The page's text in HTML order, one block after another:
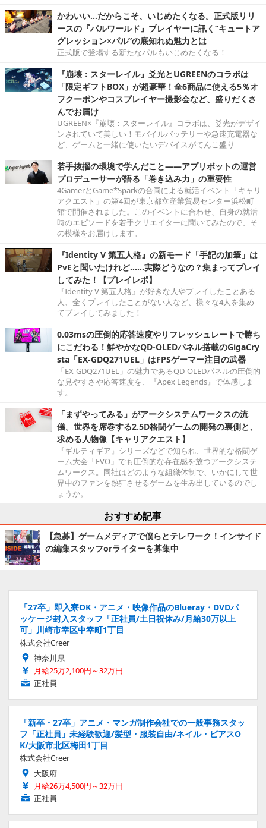
かわいい…だからこそ、いじめたくなる。正式版リリ
ースの『パルワールド』プレイヤーに訊く“キュートア
グレッション×パル”の底知れぬ魅力とは
正式版で登場する新たなパルもいじめたくなる！
『崩壊：スターレイル』爻光とUGREENのコラボは
「限定ギフトBOX」が超豪華！全6商品に使える5％オ
フクーポンやコスプレイヤー撮影会など、盛りだくさ
んでお届け
UGREEN×『崩壊：スターレイル』コラボは、爻光がデザイ
ンされていて美しい！モバイルバッテリーや急速充電器な
ど、ゲームと一緒に使いたいデバイスがてんこ盛り
若手抜擢の環境で学んだこと――アプリボットの運営
プロデューサーが語る「巻き込み力」の重要性
4GamerとGame*Sparkの合同による就活イベント「キャリ
アクエスト」の第4回が東京都立産業貿易センター浜松町
館で開催されました。このイベントに合わせ、自身の就活
時のエピソードを若手クリエイターに聞いてみたので、そ
の模様をお届けします。
『Identity V 第五人格』の新モード「手記の加筆」は
PvEと聞いたけれど……実際どうなの？集まってプレイ
してみた！【プレイレポ】
『Identity V 第五人格』が好きな人やプレイしたことある
人、全くプレイしたことがない人など、様々な4人を集め
てプレイしてみました！
0.03msの圧倒的応答速度やリフレッシュレートで勝ち
にこだわる！鮮やかなQD-OLEDパネル搭載のGigaCry
sta「EX-GDQ271UEL」はFPSゲーマー注目の武器
「EX-GDQ271UEL」の魅力であるQD-OLEDパネルの圧倒的
な見やすさや応答速度を、『Apex Legends』で体感しま
す。
「まずやってみる」がアークシステムワークスの流
儀。世界を席巻する2.5D格闘ゲームの開発の裏側と、
求める人物像【キャリアクエスト】
『ギルティギア』シリーズなどで知られ、世界的な格闘ゲ
ーム大会「EVO」でも圧倒的な存在感を放つアークシステ
ムワークス。同社はどのような組織体制で、いかにして世
界中のファンを熱狂させるゲームを生み出しているのでし
ょうか。
おすすめ記事
【急募】ゲームメディアで僕らとテレワーク！インサイド
の編集スタッフorライターを募集中
「27卒」即入寮OK・アニメ・映像作品のBlueray・DVDパ
ッケージ封入スタッフ「正社員/土日祝休み/月給30万以上
可」川崎市幸区中幸町1丁目
株式会社Creer
神奈川県
月給25万2,100円～32万円
正社員
「新卒・27卒」アニメ・マンガ制作会社での一般事務スタッ
フ「正社員」未経験歓迎/髪型・服装自由/ネイル・ピアスO
K/大阪市北区梅田1丁目
株式会社Creer
大阪府
月給26万4,500円～32万円
正社員